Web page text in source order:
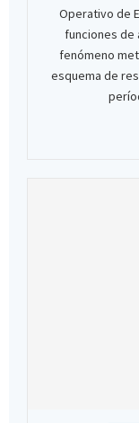
Operativo de
funciones de
fenómeno
esquema de